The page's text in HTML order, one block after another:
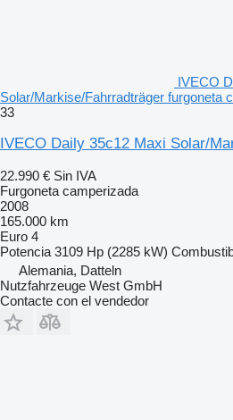
IVECO
Solar/Markise/Fahrradträger furgoneta
33
IVECO Daily 35c12 Maxi Solar/
22.990 € Sin IVA
Furgoneta camperizada
2008
165.000 km
Euro 4
Potencia 3109 Hp (2285 kW)
Alemania, Datteln
Nutzfahrzeuge West GmbH
Contacte con el vendedor